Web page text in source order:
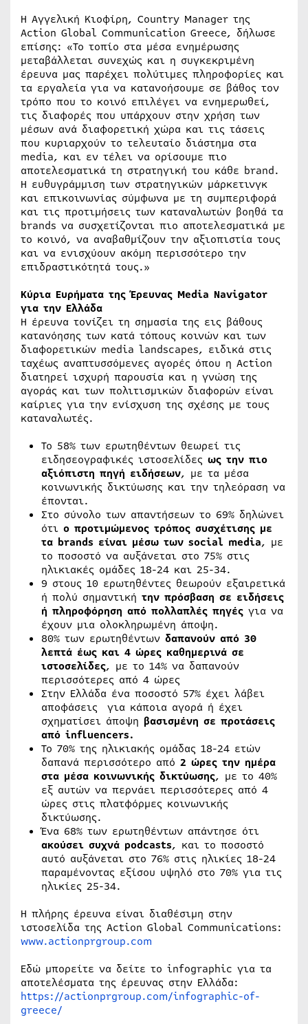
Η Αγγελική Κιοφίρη, Country Manager της
Action Global Communication Greece, δήλωσε
επίσης: «Το τοπίο στα μέσα ενημέρωσης
μεταβάλλεται συνεχώς και η συγκεκριμένη
έρευνα μας παρέχει πολύτιμες πληροφορίες και
τα εργαλεία για να κατανοήσουμε σε βάθος τον
τρόπο που το κοινό επιλέγει να ενημερωθεί,
τις διαφορές που υπάρχουν στην χρήση των
μέσων ανά διαφορετική χώρα και τις τάσεις
που κυριαρχούν το τελευταίο διάστημα στα
media, και εν τέλει να ορίσουμε πιο
αποτελεσματικά τη στρατηγική του κάθε brand.
Η ευθυγράμμιση των στρατηγικών μάρκετινγκ
και επικοινωνίας σύμφωνα με τη συμπεριφορά
και τις προτιμήσεις των καταναλωτών βοηθά τα
brands να συσχετίζονται πιο αποτελεσματικά με
το κοινό, να αναβαθμίζουν την αξιοπιστία τους
και να ενισχύουν ακόμη περισσότερο την
επιδραστικότητά τους.»
Κύρια Ευρήματα της Έρευνας Media Navigator
για την Ελλάδα
Η έρευνα τονίζει τη σημασία της εις βάθους
κατανόησης των κατά τόπους κοινών και των
διαφορετικών media landscapes, ειδικά στις
ταχέως αναπτυσσόμενες αγορές όπου η Action
διατηρεί ισχυρή παρουσία και η γνώση της
αγοράς και των πολιτισμικών διαφορών είναι
καίριες για την ενίσχυση της σχέσης με τους
καταναλωτές.
Το 58% των ερωτηθέντων θεωρεί τις
ειδησεογραφικές ιστοσελίδες ως την πιο
αξιόπιστη πηγή ειδήσεων, με τα μέσα
κοινωνικής δικτύωσης και την τηλεόραση να
έπονται.
Στο σύνολο των απαντήσεων το 69% δηλώνει
ότι ο προτιμώμενος τρόπος συσχέτισης με
τα brands είναι μέσω των social media, με
το ποσοστό να αυξάνεται στο 75% στις
ηλικιακές ομάδες 18-24 και 25-34.
9 στους 10 ερωτηθέντες θεωρούν εξαιρετικά
ή πολύ σημαντική την πρόσβαση σε ειδήσεις
ή πληροφόρηση από πολλαπλές πηγές για να
έχουν μια ολοκληρωμένη άποψη.
80% των ερωτηθέντων δαπανούν από 30
λεπτά έως και 4 ώρες καθημερινά σε
ιστοσελίδες, με το 14% να δαπανούν
περισσότερες από 4 ώρες
Στην Ελλάδα ένα ποσοστό 57% έχει λάβει
αποφάσεις για κάποια αγορά ή έχει
σχηματίσει άποψη βασισμένη σε προτάσεις
από influencers.
Το 70% της ηλικιακής ομάδας 18-24 ετών
δαπανά περισσότερο από 2 ώρες την ημέρα
στα μέσα κοινωνικής δικτύωσης, με το 40%
εξ αυτών να περνάει περισσότερες από 4
ώρες στις πλατφόρμες κοινωνικής
δικτύωσης.
Ένα 68% των ερωτηθέντων απάντησε ότι
ακούσει συχνά podcasts, και το ποσοστό
αυτό αυξάνεται στο 76% στις ηλικίες 18-24
παραμένοντας εξίσου υψηλό στο 70% για τις
ηλικίες 25-34.
Η πλήρης έρευνα είναι διαθέσιμη στην
ιστοσελίδα της Action Global Communications:
www.actionprgroup.com
Εδώ μπορείτε να δείτε το infographic για τα
αποτελέσματα της έρευνας στην Ελλάδα:
https://actionprgroup.com/infographic-of-
greece/